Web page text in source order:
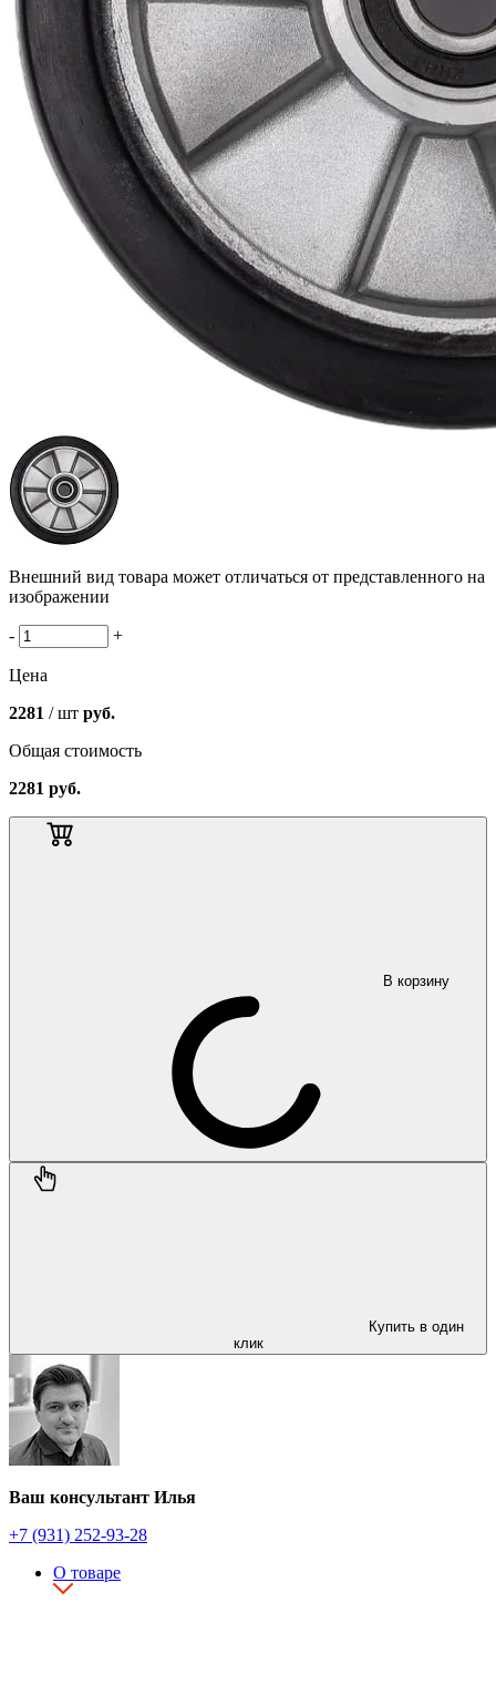
Внешний вид товара может отличаться от представленного на
изображении
- +
Цена
2281 / шт руб.
Общая стоимость
2281 руб.
В корзину
Купить в один
клик
Ваш консультант Илья
+7 (931) 252-93-28
О товаре